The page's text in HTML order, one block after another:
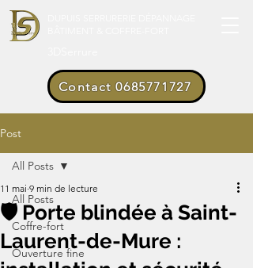
Contact 0685771727
Post
All Posts
Coffre-fort
Ouverture fine
All Posts
🛡️ Porte blindée à Saint-
Laurent-de-Mure :
11 mai 9 min de lecture